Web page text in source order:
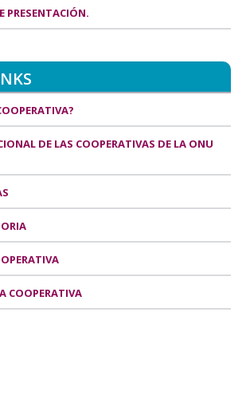
PRESENTACIÓN.
DE LAS COOPERATIVAS DE LA ONU
COOPERATIVA